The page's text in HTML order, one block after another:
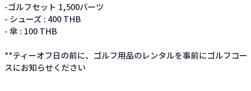
-ゴルフセット 1,500バーツ
- シューズ : 400 THB
- 傘 : 100 THB
**ティーオフ日の前に、ゴルフ用品のレンタルを事前にゴルフコー
スにお知らせください